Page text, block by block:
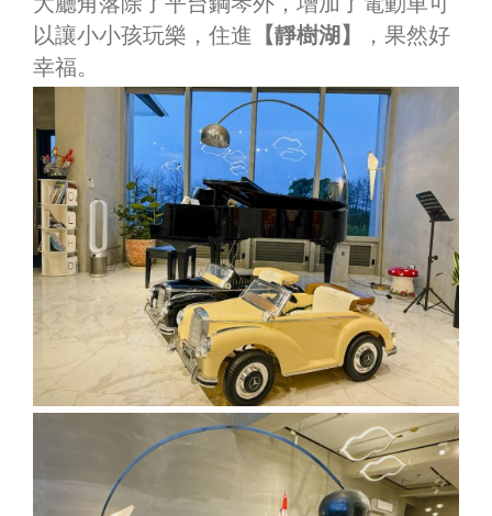
以讓小小孩玩樂，住進 【靜樹湖】
，果然好
幸福。